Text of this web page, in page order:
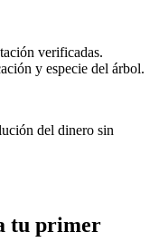
verificadas.
y especie del árbol.
del dinero sin
tu primer